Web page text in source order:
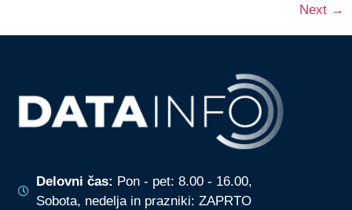
Next →
Delovni čas: Pon - pet: 8.00 - 16.00,
Sobota, nedelja in prazniki: ZAPRTO